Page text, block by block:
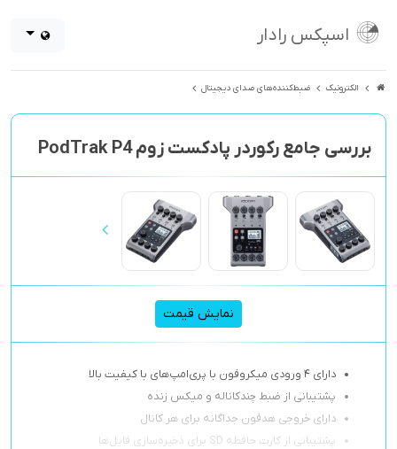
اسپکس رادار
الکترونیک ضبط‌کننده‌های صدای دیجیتال
بررسی جامع رکوردر پادکست زوم PodTrak P4
نمایش قیمت
دارای ۴ ورودی میکروفون با پری‌امپ‌های با کیفیت بالا
پشتیبانی از ضبط چندکاناله و میکس زنده
دارای خروجی هدفون جداگانه برای هر کانال
پشتیبانی از کارت حافظه SD برای ذخیره‌سازی فایل‌ها